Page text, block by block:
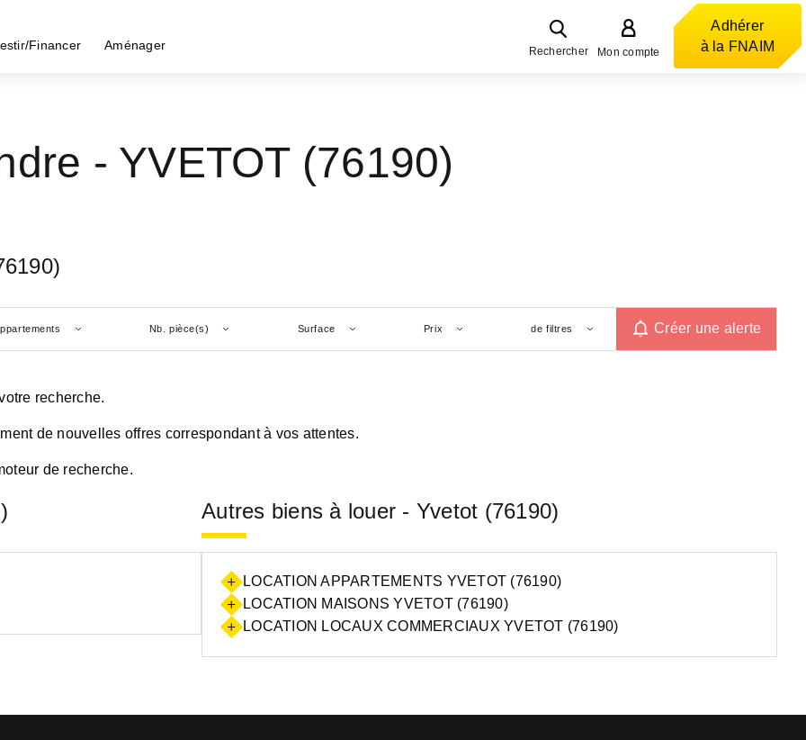
Financer Aménager Rechercher Mon compte
Adhérer
à la FNAIM
- YVETOT (76190)
Nb. pièce(s) Surface Prix de filtres Créer une alerte
recherche.
de nouvelles offres correspondant à vos attentes.
de recherche.
Autres biens à louer - Yvetot (76190)
LOCATION APPARTEMENTS YVETOT (76190)
LOCATION MAISONS YVETOT (76190)
LOCATION LOCAUX COMMERCIAUX YVETOT (76190)